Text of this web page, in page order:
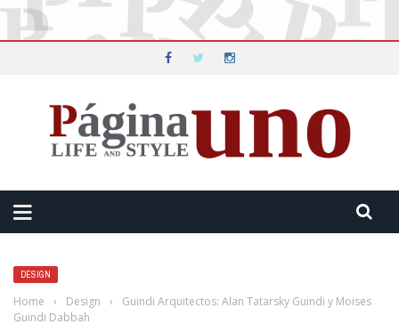
DESIGN
Home › Design ›
Guindi Arquitectos: Alan Tatarsky Guindi y Moises
Guindi Dabbah